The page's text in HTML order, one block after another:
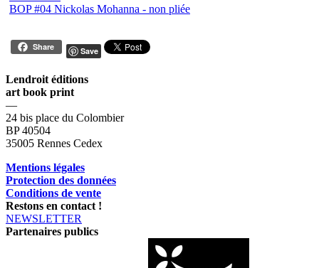
BOP #04 Nickolas Mohanna - non pliée
Share Save
Lendroit éditions
art book print
—
24 bis place du Colombier
BP 40504
35005 Rennes Cedex
Mentions légales
Protection des données
Conditions de vente
Restons en contact !
NEWSLETTER
Partenaires publics